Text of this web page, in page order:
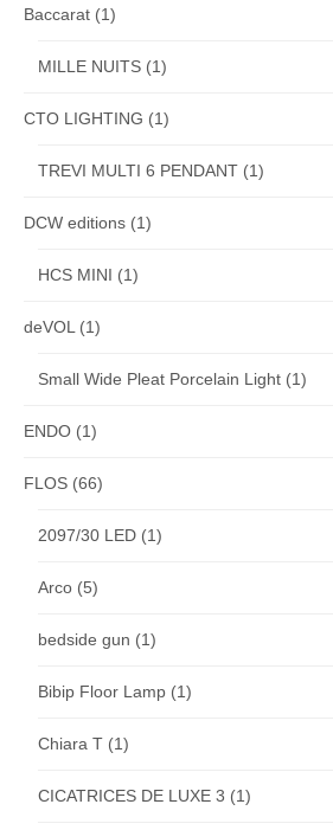
Baccarat (1)
MILLE NUITS (1)
CTO LIGHTING (1)
TREVI MULTI 6 PENDANT (1)
DCW editions (1)
HCS MINI (1)
deVOL(1)
Small Wide Pleat Porcelain Light (1)
ENDO (1)
FLOS (66)
2097/30 LED (1)
Arco (5)
bedside gun (1)
Bibip Floor Lamp (1)
Chiara T (1)
CICATRICES DE LUXE 3 (1)